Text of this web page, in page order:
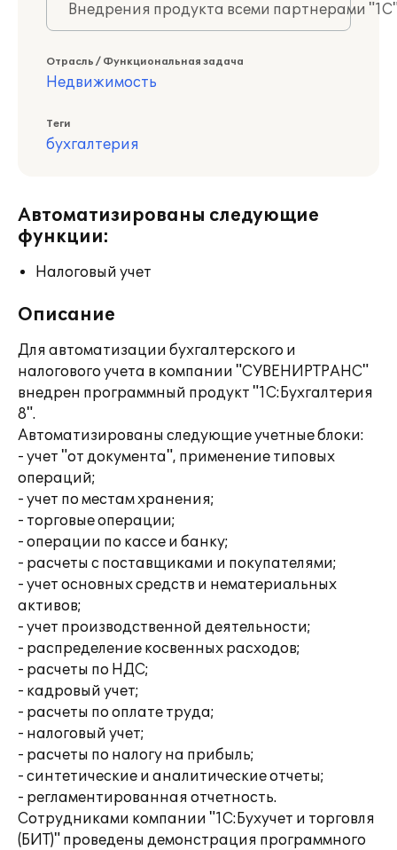
Внедрения продукта всеми партнерами
Отрасль / Функциональная задача
Недвижимость
Теги
бухгалтерия
Автоматизированы следующие
функции:
Налоговый учет
Описание
Для автоматизации бухгалтерского и
налогового учета в компании "СУВЕНИРТРАНС"
внедрен программный продукт "1С:Бухгалтерия
8".
Автоматизированы следующие учетные блоки:
- учет "от документа", применение типовых
операций;
- учет по местам хранения;
- торговые операции;
- операции по кассе и банку;
- расчеты с поставщиками и покупателями;
- учет основных средств и нематериальных
активов;
- учет производственной деятельности;
- распределение косвенных расходов;
- расчеты по НДС;
- кадровый учет;
- расчеты по оплате труда;
- налоговый учет;
- расчеты по налогу на прибыль;
- синтетические и аналитические отчеты;
- регламентированная отчетность.
Сотрудниками компании "1С:Бухучет и торговля
(БИТ)" проведены демонстрация программного